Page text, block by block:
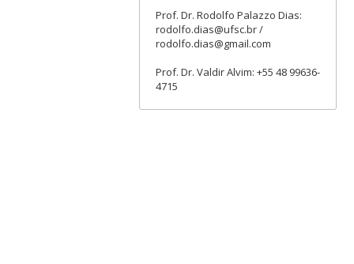
Prof. Dr. Rodolfo Palazzo Dias:
rodolfo.dias@ufsc.br /
rodolfo.dias@gmail.com
Prof. Dr. Valdir Alvim: +55 48 99636-
4715